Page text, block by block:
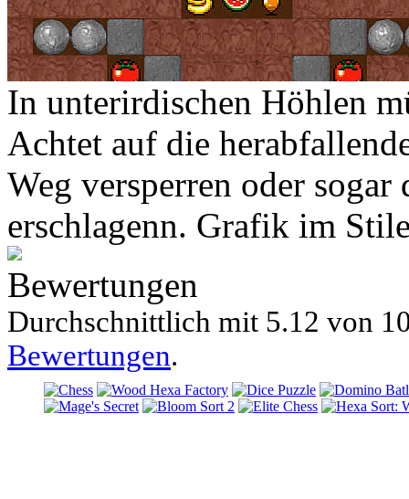
In unterirdischen Höhlen
Achtet auf die
Weg versperren oder
erschlagenn. Grafik im
Bewertungen
Durchschnittlich mit 5.12 von
Bewertungen.